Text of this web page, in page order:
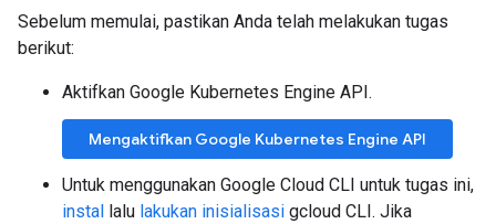
Sebelum memulai, pastikan Anda telah melakukan tugas
berikut:
Aktifkan Google Kubernetes Engine API.
Mengaktifkan Google Kubernetes Engine API
Untuk menggunakan Google Cloud CLI untuk tugas ini,
instal lalu lakukan inisialisasi gcloud CLI. Jika